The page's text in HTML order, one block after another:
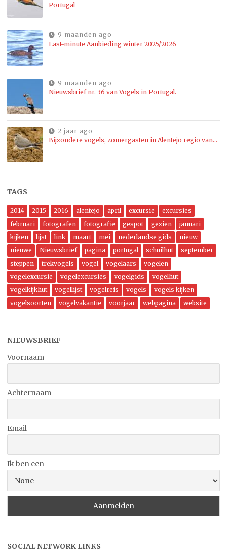
Portugal
9 maanden ago
Last-minute Aanbieding winter 2025/2026
9 maanden ago
Nieuwsbrief nr. 36 van Vogels in Portugal.
2 jaar ago
Bijzondere vogels, zomergasten in Alentejo regio van…
TAGS
2014 2015 2016 alentejo april excursie
excursies
februari
fotografen fotografie gespot gezien
januari
kijken
lijst link maart mei nederlandse gids
nieuw
nieuwe
Nieuwsbrief pagina portugal schuilhut
september
steppen
trekvogels vogel vogelaars
vogelen
vogelexcursie
vogelexcursies vogelgids
vogelhut
vogelkijkhut
vogellijst vogelreis vogels
vogels kijken
vogelsoorten
vogelvakantie voorjaar webpagina website
NIEUWSBRIEF
Voornaam
Achternaam
Email
Ik ben een
SOCIAL NETWORK LINKS